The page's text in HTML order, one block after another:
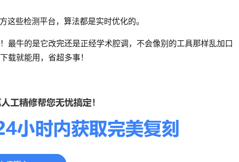
些检测平台，算法都是实时优化的。
最牛的是它改完还是正经学术腔调，不会像别的工具那样乱加口
载就能用，省超多事！